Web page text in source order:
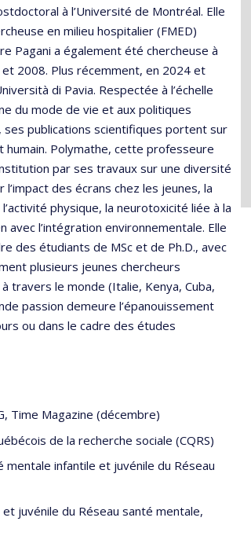
à l’Université de Montréal. Elle
en milieu hospitalier (FMED)
Pagani a également été chercheuse à
et 2008. Plus récemment, en 2024 et
di Pavia. Respectée à l’échelle
du mode de vie et aux politiques
publications scientifiques portent sur
Polymathe, cette professeure
par ses travaux sur une diversité
des écrans chez les jeunes, la
physique, la neurotoxicité liée à la
l’intégration environnementale. Elle
des étudiants de MSc et de Ph.D., avec
plusieurs jeunes chercheurs
travers le monde (Italie, Kenya, Cuba,
passion demeure l’épanouissement
ou dans le cadre des études
Time Magazine (décembre)
de la recherche sociale (CQRS)
infantile et juvénile du Réseau
juvénile du Réseau santé mentale,